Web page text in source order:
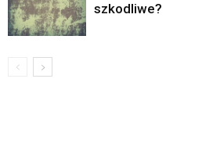
szkodliwe?